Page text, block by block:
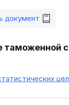
документ
таможенной